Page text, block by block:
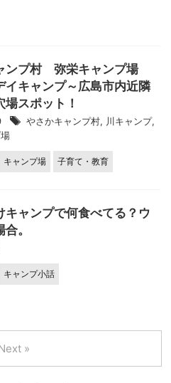
ンプ村 弥栄キャンプ場
イキャンプ～広島市内近隣
スポット！
やさかキャンプ村, 川キャンプ,
キャンプ場 子育て・教育
キャンプで何食べてる？ウ
。
キャンプ小話
»